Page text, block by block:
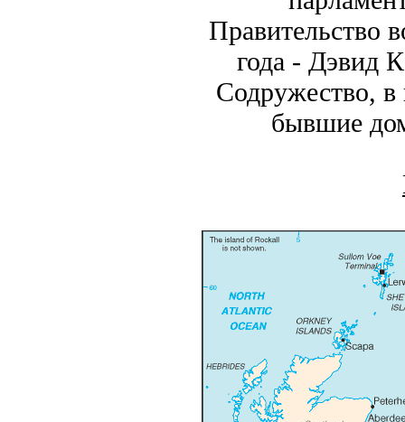
Правительство
года - Дэвид
Содружество, в
бывшие